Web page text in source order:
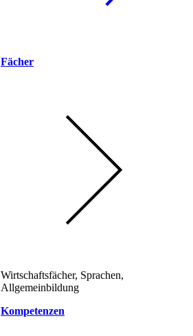
Fächer
Wirtschaftsfächer, Sprachen,
Allgemeinbildung
Kompetenzen